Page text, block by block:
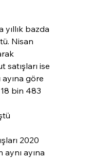
yıllık bazda
Nisan
ise
ayına göre
bin 483
2020
aynı ayına